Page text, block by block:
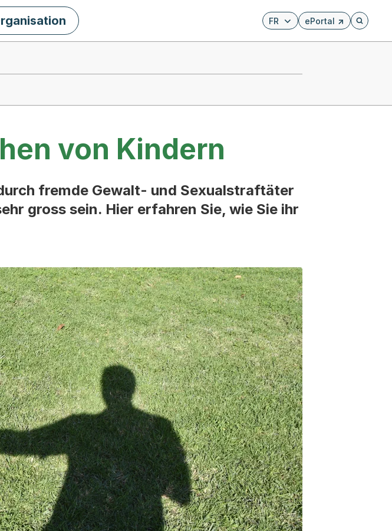
FR ePortal
Externer Link, wird in
Öffnet
von Kindern
fremde Gewalt- und Sexualstraftäter
gross sein. Hier erfahren Sie, wie Sie ihr